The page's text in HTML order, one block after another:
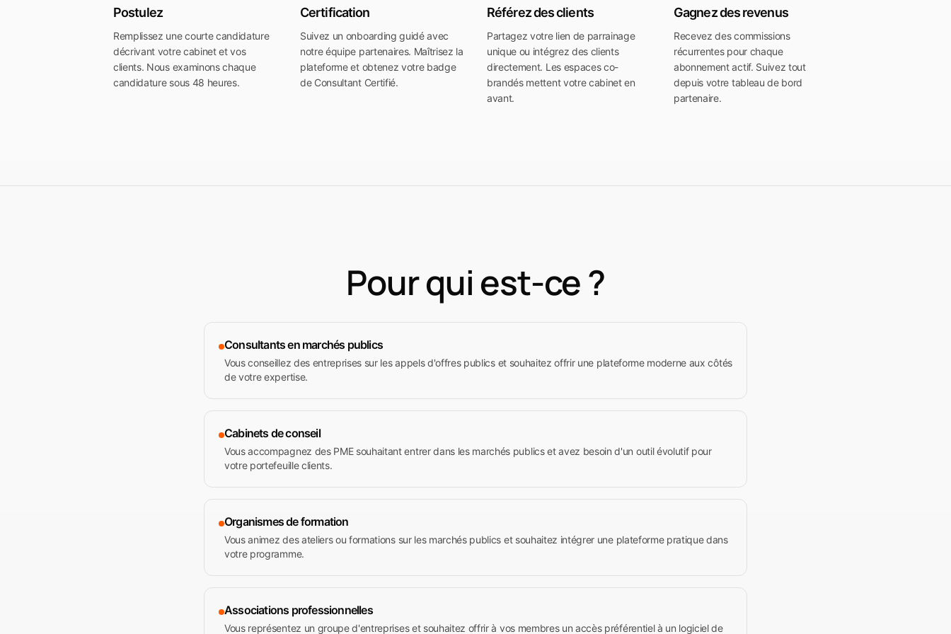
Postulez
Remplissez une courte candidature
décrivant votre cabinet et vos
clients. Nous examinons chaque
candidature sous 48 heures.
Certification
Suivez un onboarding guidé avec
notre équipe partenaires. Maîtrisez la
plateforme et obtenez votre badge
de Consultant Certifié.
Référez des clients
Partagez votre lien de parrainage
unique ou intégrez des clients
directement. Les espaces co-
brandés mettent votre cabinet en
avant.
Gagnez des revenus
Recevez des commissions
récurrentes pour chaque
abonnement actif. Suivez tout
depuis votre tableau de bord
partenaire.
Pour qui est-ce ?
Consultants en marchés publics
Vous conseillez des entreprises sur les appels d'offres publics et souhaitez offrir une plateforme moderne aux côtés
de votre expertise.
Cabinets de conseil
Vous accompagnez des PME souhaitant entrer dans les marchés publics et avez besoin d'un outil évolutif pour
votre portefeuille clients.
Organismes de formation
Vous animez des ateliers ou formations sur les marchés publics et souhaitez intégrer une plateforme pratique dans
votre programme.
Associations professionnelles
Vous représentez un groupe d'entreprises et souhaitez offrir à vos membres un accès préférentiel à un logiciel de